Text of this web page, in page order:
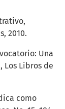
2010.
Una
Los Libros de
como